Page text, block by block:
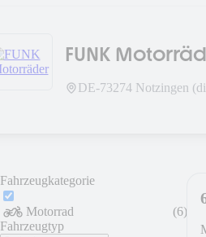
FUNK
DE-73274 Notzingen
Fahrzeugkategorie
Motorrad (6)
Fahrzeugtyp